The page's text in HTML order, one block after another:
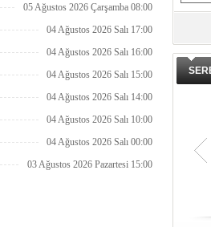
05 Ağustos 2026 Çarşamba 08:00
04 Ağustos 2026 Salı 17:00
04 Ağustos 2026 Salı 16:00
04 Ağustos 2026 Salı 15:00
04 Ağustos 2026 Salı 14:00
04 Ağustos 2026 Salı 10:00
04 Ağustos 2026 Salı 00:00
03 Ağustos 2026 Pazartesi 15:00